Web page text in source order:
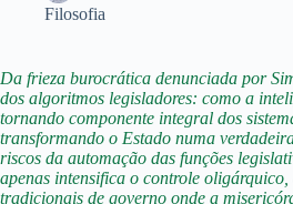
Filosofia
Da frieza burocrática denunciada por
dos algoritmos legisladores: como a
tornando componente integral dos
transformando o Estado numa
riscos da automação das funções
apenas intensifica o controle
tradicionais de governo onde a